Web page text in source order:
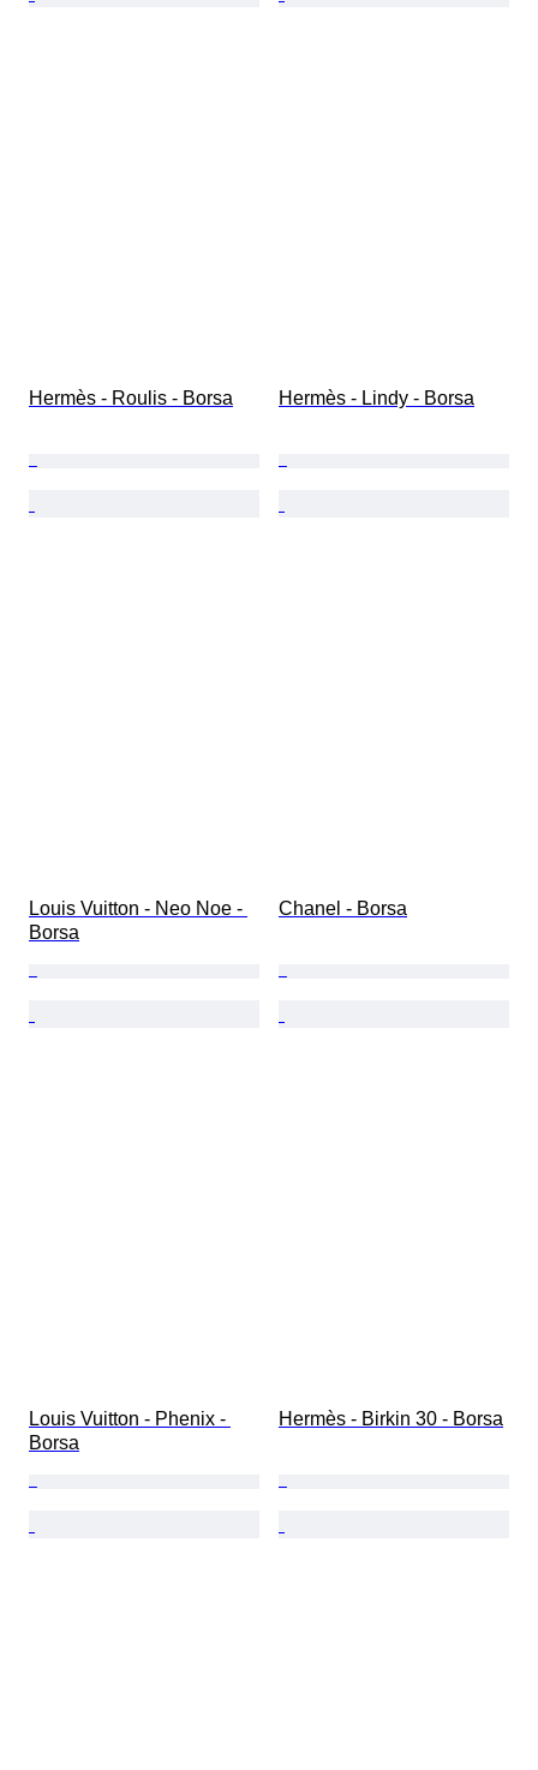
Hermès - Roulis - Borsa Hermès - Lindy - Borsa
Louis Vuitton - Neo Noe -
Borsa
Chanel - Borsa
Louis Vuitton - Phenix -
Borsa
Hermès - Birkin 30 - Borsa